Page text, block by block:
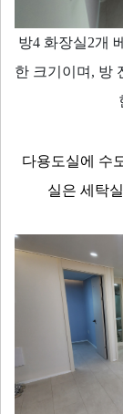
방4 화장실2개
한 크기이며, 방
다용도실에 수
실은 세탁